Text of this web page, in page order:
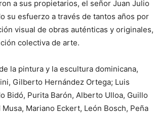
a sus propietarios, el señor Juan Julio
su esfuerzo a través de tantos años por
visual de obras auténticas y originales,
colectiva de arte.
la pintura y la escultura dominicana,
Gilberto Hernández Ortega; Luis
Bidó, Purita Barón, Alberto Ulloa, Guillo
Mariano Eckert, León Bosch, Peña